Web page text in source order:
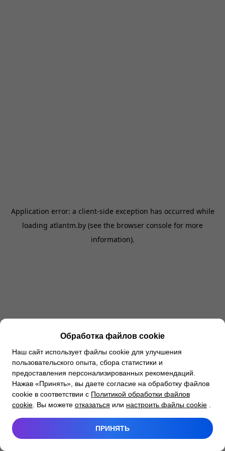
Application error: a client-side exception has occurred while
loading atlantm.by (see the browser console for more
information).
Обработка файлов cookie
Наш сайт использует файлы cookie для улучшения
пользовательского опыта, сбора статистики и
предоставления персонализированных рекомендаций.
Нажав «Принять», вы даете согласие на обработку файлов
cookie в соответствии с Политикой обработки файлов
cookie . Вы можете отказаться или настроить файлы cookie
ПРИНЯТЬ